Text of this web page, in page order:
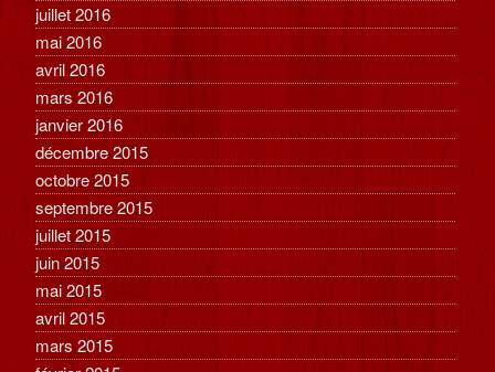
juillet 2016
mai 2016
avril 2016
mars 2016
janvier 2016
décembre 2015
octobre 2015
septembre 2015
juillet 2015
juin 2015
mai 2015
avril 2015
mars 2015